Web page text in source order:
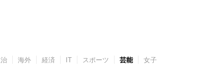
海外 経済 IT スポーツ 芸能 女子